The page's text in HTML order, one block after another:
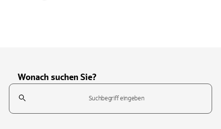
Wonach suchen Sie?
Suchfeld